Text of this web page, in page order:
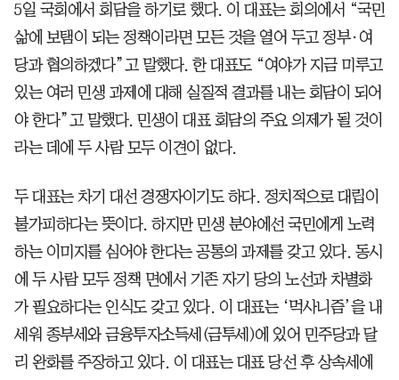
5일 국회에서 회담을 하기로 했다. 이 대표는 회의에서 “국민
삶에 보탬이 되는 정책이라면 모든 것을 열어 두고 정부·여
당과 협의하겠다”고 말했다. 한 대표도 “여야가 지금 미루고
있는 여러 민생 과제에 대해 실질적 결과를 내는 회담이 되어
야 한다”고 말했다. 민생이 대표 회담의 주요 의제가 될 것이
라는 데에 두 사람 모두 이견이 없다.
두 대표는 차기 대선 경쟁자이기도 하다. 정치적으로 대립이
불가피하다는 뜻이다. 하지만 민생 분야에선 국민에게 노력
하는 이미지를 심어야 한다는 공통의 과제를 갖고 있다. 동시
에 두 사람 모두 정책 면에서 기존 자기 당의 노선과 차별화
가 필요하다는 인식도 갖고 있다. 이 대표는 ‘먹사니즘’을 내
세워 종부세와 금융투자소득세(금투세)에 있어 민주당과 달
리 완화를 주장하고 있다. 이 대표는 대표 당선 후 상속세에